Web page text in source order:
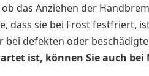
das Anziehen der
dass sie bei Frost festfriert,
bei defekten oder
ist, können Sie auch